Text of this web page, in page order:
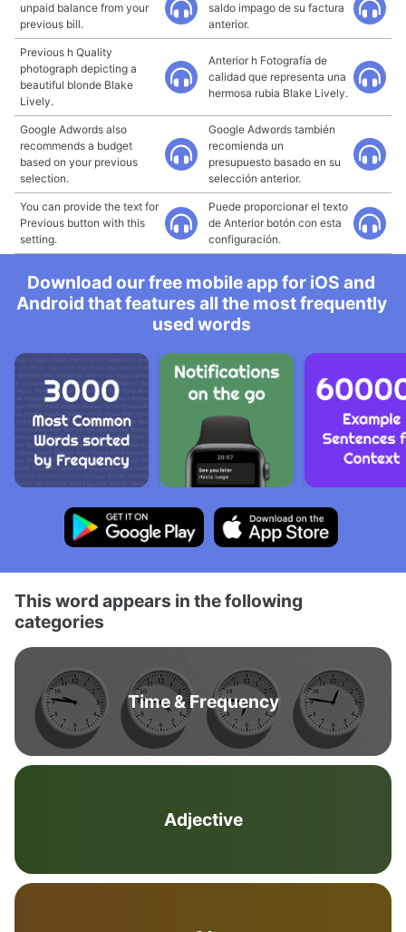
unpaid balance from your
previous bill.
saldo impago de su factura
anterior.
Previous h Quality
photograph depicting a
beautiful blonde Blake
Lively.
Anterior h Fotografía de
calidad que representa una
hermosa rubia Blake Lively.
Google Adwords also
recommends a budget
based on your previous
selection.
Google Adwords también
recomienda un
presupuesto basado en su
selección anterior.
You can provide the text for
Previous button with this
setting.
Puede proporcionar el texto
de Anterior botón con esta
configuración.
Download our free mobile app for iOS and
Android that features all the most frequently
used words
This word appears in the following
categories
Time & Frequency
Adjective